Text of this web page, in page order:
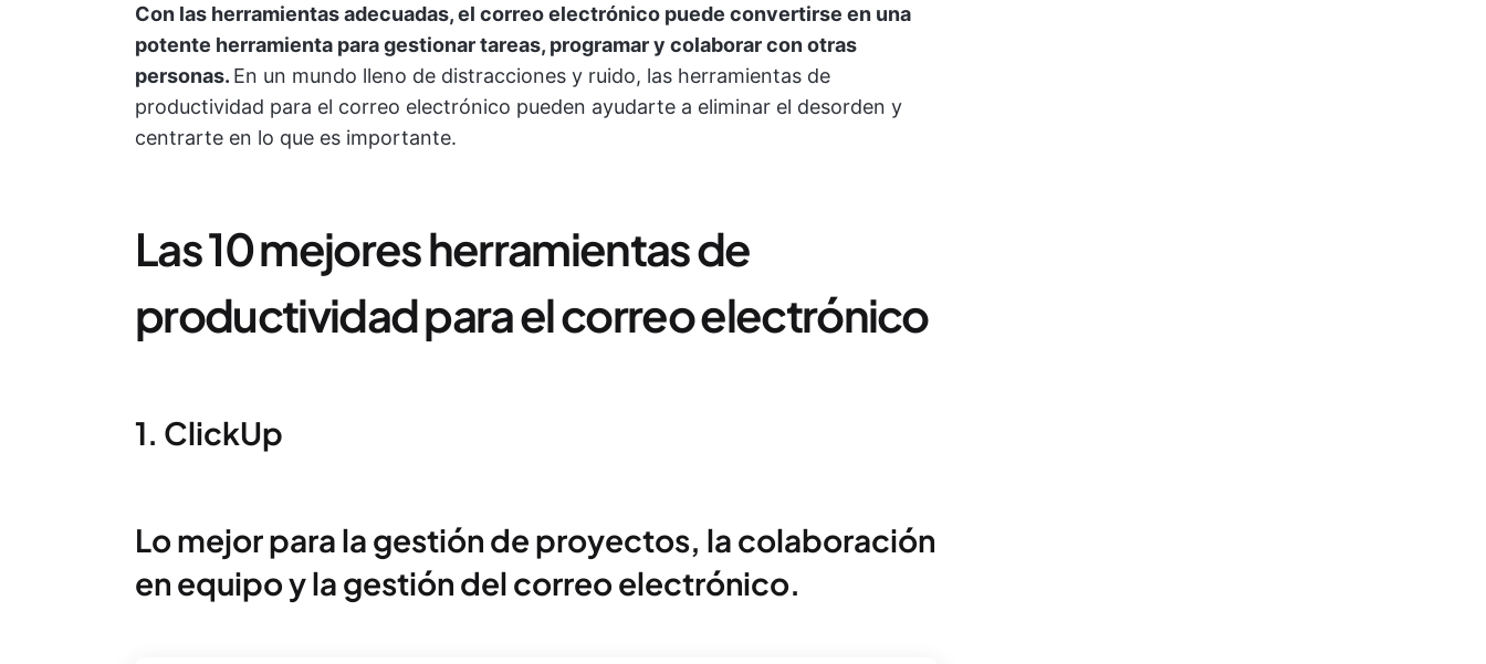
Con las herramientas adecuadas, el correo electrónico puede convertirse en una
potente herramienta para gestionar tareas, programar y colaborar con otras
personas. En un mundo lleno de distracciones y ruido, las herramientas de
productividad para el correo electrónico pueden ayudarte a eliminar el desorden y
centrarte en lo que es importante.
Las 10 mejores herramientas de
productividad para el correo electrónico
1. ClickUp
Lo mejor para la gestión de proyectos, la colaboración
en equipo y la gestión del correo electrónico.